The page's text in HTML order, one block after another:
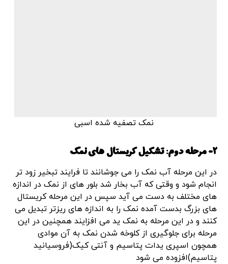
نمک تصفیه شده اسبی
2- مرحله دوم: تشکیل کریستال های نمک
در این مرحله آب نمک را می جوشانند تا فرایند تبخیر زود تر
انجام شود و وقتی که آب بخار شد بلور های از نمک در اندازه
های مختلف به دست می آید سپس در این مرحله کریستال
های بزرگ بدست آمده نمک را به اندازه های ریزتر تبدیل می
کنند و در این مرحله به نمک ید می افزایند همچنین در این
مرحله برای جلوگیری از کلوخه شدن نمک به آن موادی
همچون اسپری یدات پتاسیم و آنتی کیک(فروسیانید
پتاسیم)افزوده می شود